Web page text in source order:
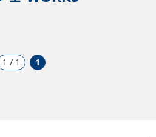
1 / 1 1